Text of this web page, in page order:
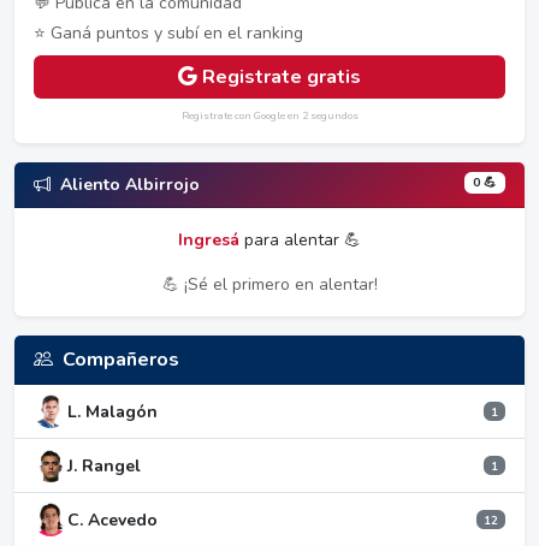
⭐ Ganá puntos y subí en el ranking
Registrate gratis
Registrate con Google en 2 segundos
Aliento Albirrojo 0 💪
Ingresá para alentar 💪
💪 ¡Sé el primero en alentar!
Compañeros
L. Malagón 1
J. Rangel 1
C. Acevedo 12